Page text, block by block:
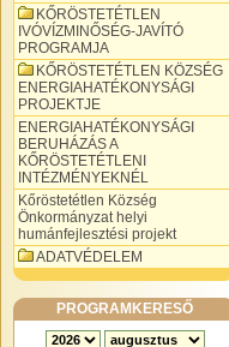
KŐRÖSTETÉTLEN
IVÓVÍZMINŐSÉG-JAVÍTÓ
PROGRAMJA
KŐRÖSTETÉTLEN KÖZSÉG
ENERGIAHATÉKONYSÁGI
PROJEKTJE
ENERGIAHATÉKONYSÁGI
BERUHÁZÁS A
KŐRÖSTETÉTLENI
INTÉZMÉNYEKNÉL
Kőröstetétlen Község
Önkormányzat helyi
humánfejlesztési projekt
ADATVÉDELEM
PROGRAMKERESŐ